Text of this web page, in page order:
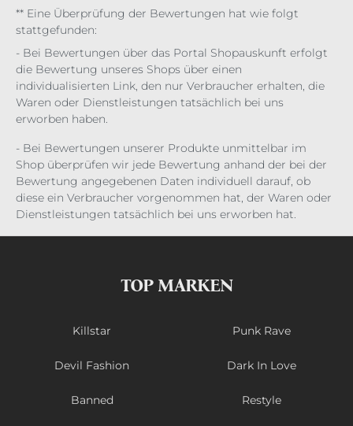
** Eine Überprüfung der Bewertungen hat wie folgt
stattgefunden:
- Bei Bewertungen über das Portal Shopauskunft erfolgt
die Bewertung unseres Shops über einen
individualisierten Link, den nur Verbraucher erhalten, die
Waren oder Dienstleistungen tatsächlich bei uns
erworben haben.
- Bei Bewertungen unserer Produkte unmittelbar im
Shop überprüfen wir jede Bewertung anhand der bei der
Bewertung angegebenen Daten individuell darauf, ob
diese ein Verbraucher vorgenommen hat, der Waren oder
Dienstleistungen tatsächlich bei uns erworben hat.
TOP MARKEN
Killstar Punk Rave
Devil Fashion Dark In Love
Banned Restyle